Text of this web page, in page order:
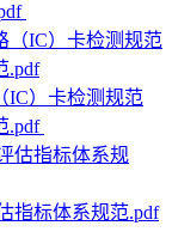
IC）卡检测规范
.pdf
指标体系规范.pdf